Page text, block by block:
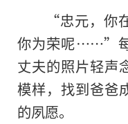
“忠元，你
你为荣呢……”每
丈夫的照片轻声
模样，找到爸爸
的夙愿。